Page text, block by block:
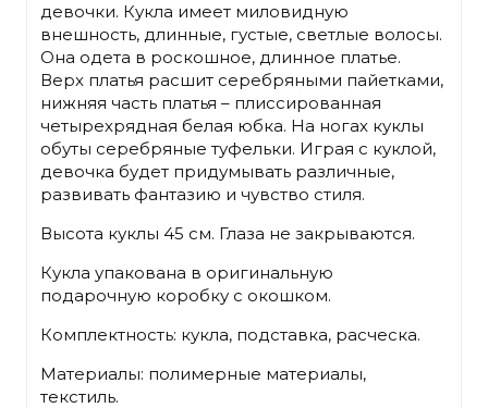
девочки. Кукла имеет миловидную
внешность, длинные, густые, светлые волосы.
Она одета в роскошное, длинное платье.
Верх платья расшит серебряными пайетками,
нижняя часть платья – плиссированная
четырехрядная белая юбка. На ногах куклы
обуты серебряные туфельки. Играя с куклой,
девочка будет придумывать различные,
развивать фантазию и чувство стиля.
Высота куклы 45 см. Глаза не закрываются.
Кукла упакована в оригинальную
подарочную коробку с окошком.
Комплектность: кукла, подставка, расческа.
Материалы: полимерные материалы,
текстиль.